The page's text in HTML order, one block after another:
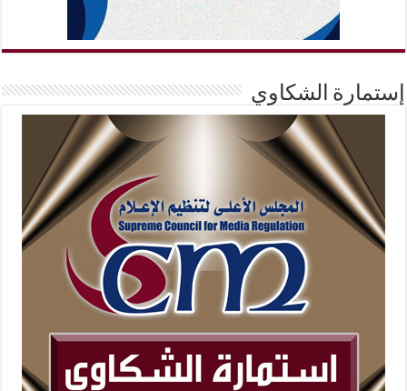
إستمارة الشكاوي